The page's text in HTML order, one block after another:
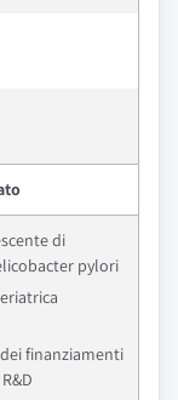
di
pylori
finanziamenti